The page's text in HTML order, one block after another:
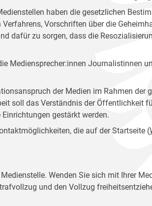
haben die gesetzlichen
Vorschriften über die
dafür zu sorgen, dass die
Mediensprecher:innen Journalistinnen
der Medien im Rahmen der
soll das Verständnis der Öffentlichkeit
gestärkt werden.
die auf der Startseite (
Wenden Sie sich mit Ihrer
und den Vollzug